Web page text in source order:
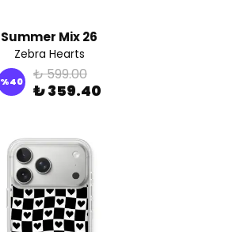
Summer Mix 26
Zebra Hearts
%40 ₺ 599.00
₺ 359.40